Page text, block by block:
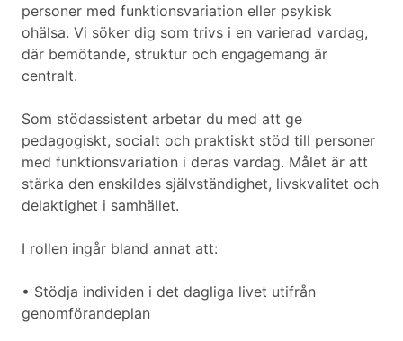
personer med funktionsvariation eller psykisk
ohälsa. Vi söker dig som trivs i en varierad vardag,
där bemötande, struktur och engagemang är
centralt.
Som stödassistent arbetar du med att ge
pedagogiskt, socialt och praktiskt stöd till personer
med funktionsvariation i deras vardag. Målet är att
stärka den enskildes självständighet, livskvalitet och
delaktighet i samhället.
I rollen ingår bland annat att:
• Stödja individen i det dagliga livet utifrån
genomförandeplan